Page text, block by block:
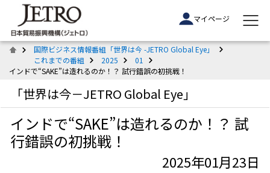
マイページ
国際ビジネス情報番組「世界は今 -JETRO Global Eye」
これまでの番組
2025
01
インドで“SAKE”は造れるのか！？ 試行錯誤の初挑戦！
「世界は今－JETRO Global Eye」
インドで“SAKE”は造れるのか！？ 試
行錯誤の初挑戦！
2025年01月23日